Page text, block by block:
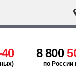
8 800
по России